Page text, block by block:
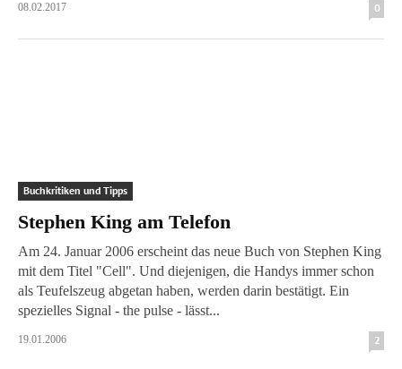
08.02.2017 0
Buchkritiken und Tipps
Stephen King am Telefon
Am 24. Januar 2006 erscheint das neue Buch von Stephen King
mit dem Titel "Cell". Und diejenigen, die Handys immer schon
als Teufelszeug abgetan haben, werden darin bestätigt. Ein
spezielles Signal - the pulse - lässt...
19.01.2006 2